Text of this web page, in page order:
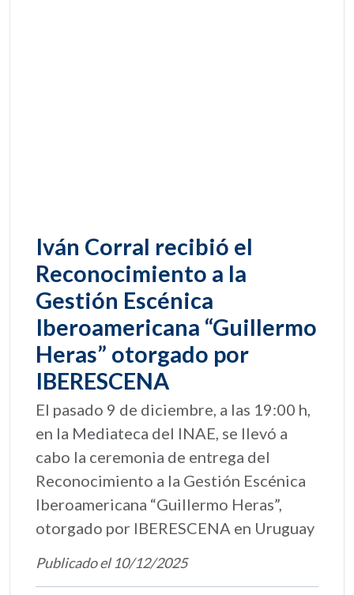
Iván Corral recibió el
Reconocimiento a la
Gestión Escénica
Iberoamericana “Guillermo
Heras” otorgado por
IBERESCENA
El pasado 9 de diciembre, a las 19:00 h,
en la Mediateca del INAE, se llevó a
cabo la ceremonia de entrega del
Reconocimiento a la Gestión Escénica
Iberoamericana “Guillermo Heras”,
otorgado por IBERESCENA en Uruguay
Publicado el 10/12/2025